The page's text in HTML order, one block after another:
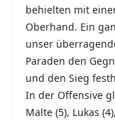
behielten mit
Oberhand. Ein
unser
Paraden den
und den Sieg
In der Offensive
Malte (5), Lukas